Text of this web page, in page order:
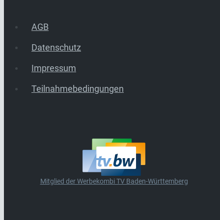
AGB
Datenschutz
Impressum
Teilnahmebedingungen
Mitglied der Werbekombi TV Baden-Württemberg